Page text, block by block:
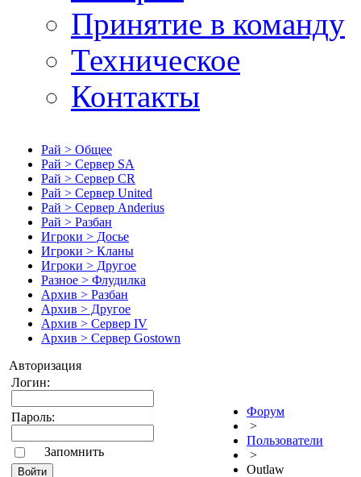
Принятие в команду
Техническое
Контакты
Рай > Общее
Рай > Сервер SA
Рай > Сервер CR
Рай > Сервер United
Рай > Сервер Anderius
Рай > Разбан
Игроки > Досье
Игроки > Кланы
Игроки > Другое
Разное > Флудилка
Архив > Разбан
Архив > Другое
Архив > Сервер IV
Архив > Сервер Gostown
Авторизация
Логин:
Пароль:
Запомнить
Форум
>
Пользователи
>
Outlaw